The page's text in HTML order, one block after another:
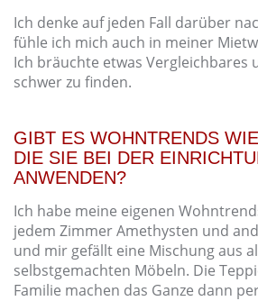
Ich denke auf jeden Fall darüber
fühle ich mich auch in meiner
Ich bräuchte etwas Vergleichbares
schwer zu finden.
GIBT ES WOHNTRENDS
DIE SIE BEI DER
ANWENDEN?
Ich habe meine eigenen
jedem Zimmer Amethysten und
und mir gefällt eine Mischung aus
selbstgemachten Möbeln. Die
Familie machen das Ganze dann